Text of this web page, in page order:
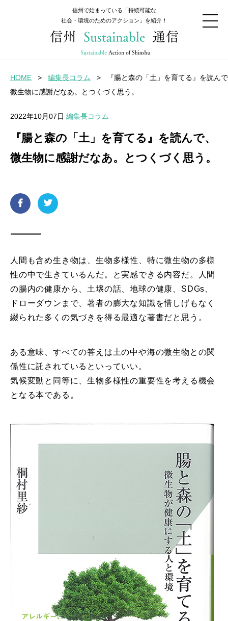
信州で始まっている「持続可能な
社会・環境のためのアクション」を紹介！
HOME > 編集長コラム >
『腸と森の「土」を育てる』を読ん
微生物に感謝だなあ。とつくづく思う。
2022年10月07日 編集長コラム
『腸と森の「土」を育てる』を読んで、
微生物に感謝だなあ。とつくづく思う。
人間も含め生き物は、生物多様性、特に微生物の多様
性の中で生きているんだ。と実感できる内容だ。人間
の腸内の健康から、土壌の話、地球の健康、SDGs、
ドローダウンまで、著者の膨大な知識を惜しげもなく
綴られた多くの気づきを得る最適な著書だと思う。
ある意味、すべての答えは土の中や海の微生物との関
係性に託されているといっていい。
気候変動と同等に、生物多様性の重要性を考える機会
となる本である。